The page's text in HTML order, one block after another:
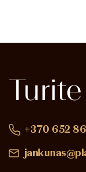
Turite
+370 652